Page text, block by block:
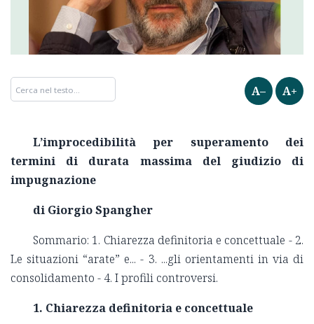
A– A+
L’improcedibilità per superamento dei
termini di durata massima del giudizio di
impugnazione
di Giorgio Spangher
Sommario: 1. Chiarezza definitoria e concettuale - 2.
Le situazioni “arate” e... - 3. ...gli orientamenti in via di
consolidamento - 4. I profili controversi.
1. Chiarezza definitoria e concettuale